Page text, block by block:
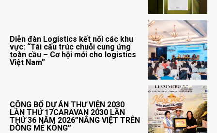
Diễn đàn Logistics kết nối các khu
vực: “Tái cấu trúc chuỗi cung ứng
toàn cầu – Cơ hội mới cho logistics
Việt Nam”
CÔNG BỐ DỰ ÁN THƯ VIỆN 2030
LẦN THỨ 17CARAVAN 2030 LẦN
THỨ 36 NĂM 2026”NẮNG VIỆT TRÊN
DÒNG MÊ KÔNG”